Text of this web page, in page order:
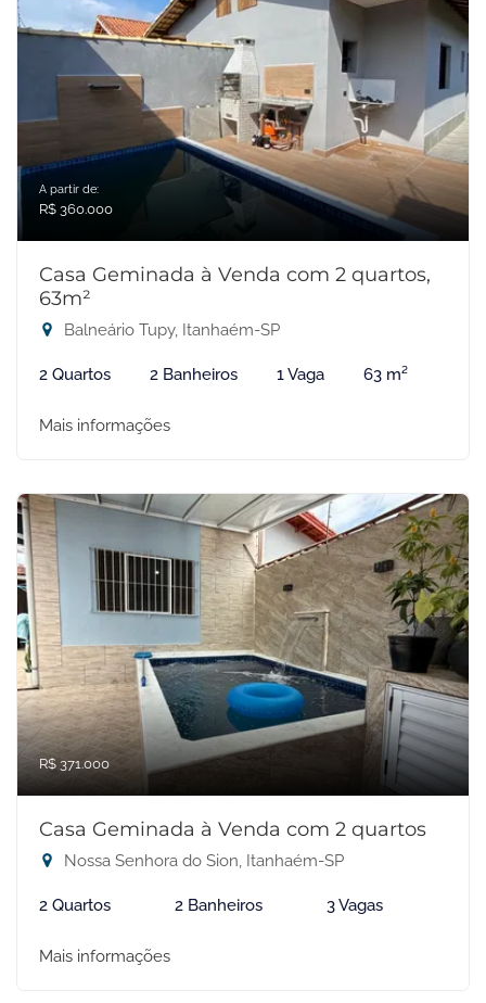
A partir de:
R$ 360.000
Casa Geminada à Venda com 2 quartos,
63m²
Balneário Tupy, Itanhaém-SP
2 Quartos 2 Banheiros 1 Vaga 63 m²
Mais informações
R$ 371.000
Casa Geminada à Venda com 2 quartos
Nossa Senhora do Sion, Itanhaém-SP
2 Quartos 2 Banheiros 3 Vagas
Mais informações